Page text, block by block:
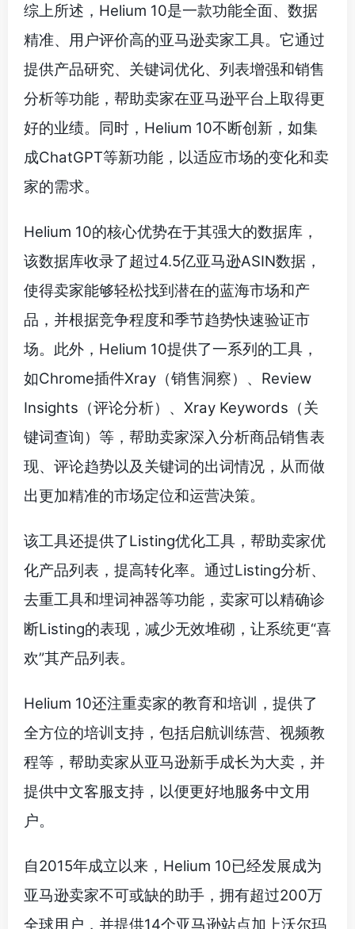
综上所述，Helium 10是一款功能全面、数据
精准、用户评价高的亚马逊卖家工具。它通过
提供产品研究、关键词优化、列表增强和销售
分析等功能，帮助卖家在亚马逊平台上取得更
好的业绩。同时，Helium 10不断创新，如集
成ChatGPT等新功能，以适应市场的变化和卖
家的需求。
Helium 10的核心优势在于其强大的数据库，
该数据库收录了超过4.5亿亚马逊ASIN数据，
使得卖家能够轻松找到潜在的蓝海市场和产
品，并根据竞争程度和季节趋势快速验证市
场。此外，Helium 10提供了一系列的工具，
如Chrome插件Xray（销售洞察）、Review
Insights（评论分析）、Xray Keywords（关
键词查询）等，帮助卖家深入分析商品销售表
现、评论趋势以及关键词的出词情况，从而做
出更加精准的市场定位和运营决策。
该工具还提供了Listing优化工具，帮助卖家优
化产品列表，提高转化率。通过Listing分析、
去重工具和埋词神器等功能，卖家可以精确诊
断Listing的表现，减少无效堆砌，让系统更“喜
欢”其产品列表。
Helium 10还注重卖家的教育和培训，提供了
全方位的培训支持，包括启航训练营、视频教
程等，帮助卖家从亚马逊新手成长为大卖，并
提供中文客服支持，以便更好地服务中文用
户。
自2015年成立以来，Helium 10已经发展成为
亚马逊卖家不可或缺的助手，拥有超过200万
全球用户，并提供14个亚马逊站点加上沃尔玛